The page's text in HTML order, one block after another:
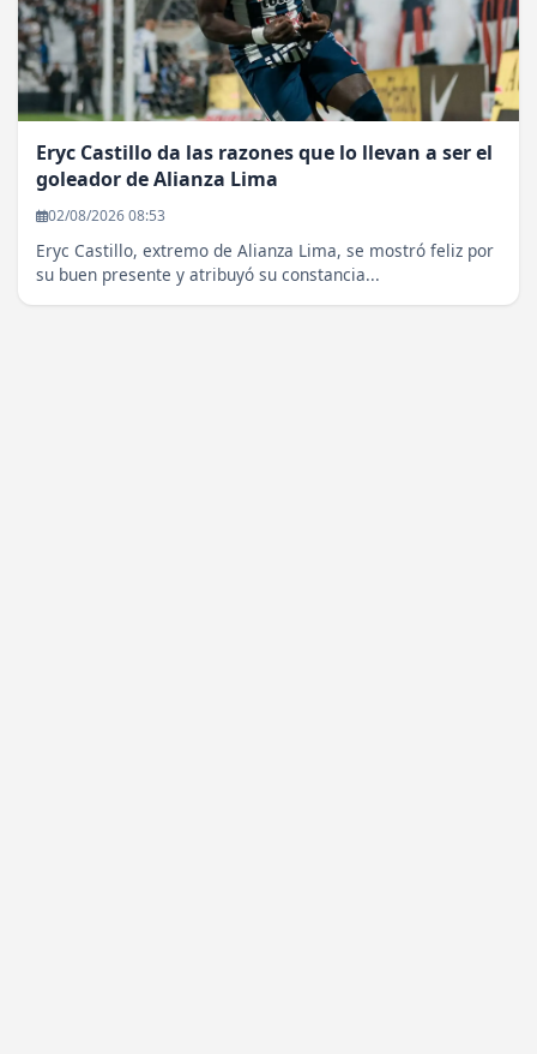
Eryc Castillo da las razones que lo llevan a ser el
goleador de Alianza Lima
02/08/2026 08:53
Eryc Castillo, extremo de Alianza Lima, se mostró feliz por
su buen presente y atribuyó su constancia...